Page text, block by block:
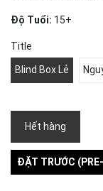
Độ Tuổi: 15+
Title
Blind Box Lẻ
Hết hàng
ĐẶT TRƯỚC